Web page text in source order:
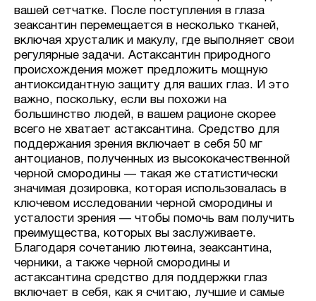
вашей сетчатке. После поступления в глаза
зеаксантин перемещается в несколько тканей,
включая хрусталик и макулу, где выполняет свои
регулярные задачи. Астаксантин природного
происхождения может предложить мощную
антиоксидантную защиту для ваших глаз. И это
важно, поскольку, если вы похожи на
большинство людей, в вашем рационе скорее
всего не хватает астаксантина. Средство для
поддержания зрения включает в себя 50 мг
антоцианов, полученных из высококачественной
черной смородины — такая же статистически
значимая дозировка, которая использовалась в
ключевом исследовании черной смородины и
усталости зрения — чтобы помочь вам получить
преимущества, которых вы заслуживаете.
Благодаря сочетанию лютеина, зеаксантина,
черники, а также черной смородины и
астаксантина средство для поддержки глаз
включает в себя, как я считаю, лучшие и самые